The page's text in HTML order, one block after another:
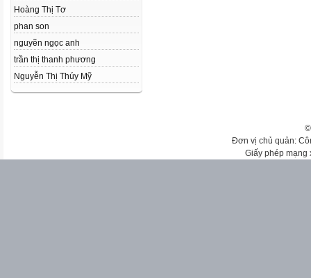
Hoàng Thị Tơ
phan son
nguyẽn ngọc anh
trần thị thanh phương
Nguyễn Thị Thúy Mỹ
Đơn vị chủ quản:
Giấy phép mạng